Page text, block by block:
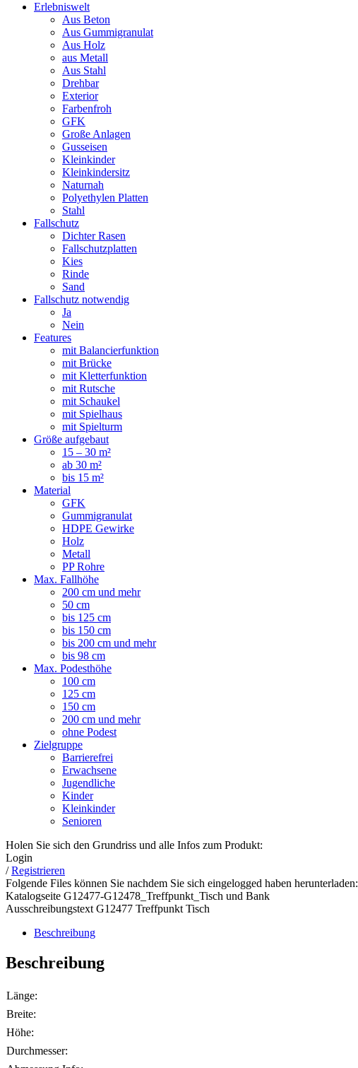
Erlebniswelt
Aus Beton
Aus Gummigranulat
Aus Holz
aus Metall
Aus Stahl
Drehbar
Exterior
Farbenfroh
GFK
Große Anlagen
Gusseisen
Kleinkinder
Kleinkindersitz
Naturnah
Polyethylen Platten
Stahl
Fallschutz
Dichter Rasen
Fallschutzplatten
Kies
Rinde
Sand
Fallschutz notwendig
Ja
Nein
Features
mit Balancierfunktion
mit Brücke
mit Kletterfunktion
mit Rutsche
mit Schaukel
mit Spielhaus
mit Spielturm
Größe aufgebaut
15 – 30 m²
ab 30 m²
bis 15 m²
Material
GFK
Gummigranulat
HDPE Gewirke
Holz
Metall
PP Rohre
Max. Fallhöhe
200 cm und mehr
50 cm
bis 125 cm
bis 150 cm
bis 200 cm und mehr
bis 98 cm
Max. Podesthöhe
100 cm
125 cm
150 cm
200 cm und mehr
ohne Podest
Zielgruppe
Barrierefrei
Erwachsene
Jugendliche
Kinder
Kleinkinder
Senioren
Holen Sie sich den Grundriss und alle Infos zum Produkt:
Login
/Registrieren
Folgende Files können Sie nachdem Sie sich eingelogged haben herunterladen:
Katalogseite G12477-G12478_Treffpunkt_Tisch und Bank
Ausschreibungstext G12477 Treffpunkt Tisch
Beschreibung
Beschreibung
Länge:
Breite:
Höhe:
Durchmesser: